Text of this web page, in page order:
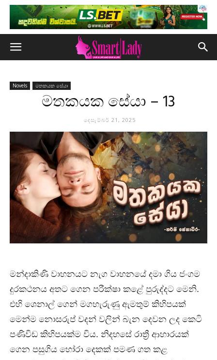
Novels මතකයක සේයා
මතකයක සේයා – 13
දෙසැම්බර් 21, 2025
මන්දාකිණි වාහනයට නැග වාහනයේ දමා ගිය ජංගම
දුරකථනය අතට ගෙන පරීක්ෂා කළේ පුරුද්දට මෙනි.
එහි ශෙනාල් ගෙන් මගහැරුණු ඇමතුම් කිහිපයක්
මෙන්ම නොසරුප් වදන් වලින් බැන දෙවන ලද කෙටි
පණිවිඩ කිහිපයක්ම විය. නිදහසේ රාත්‍රී ආහාරයක්
ගෙන පසුගිය හෝරා දෙකක් පමණ ගත කළ